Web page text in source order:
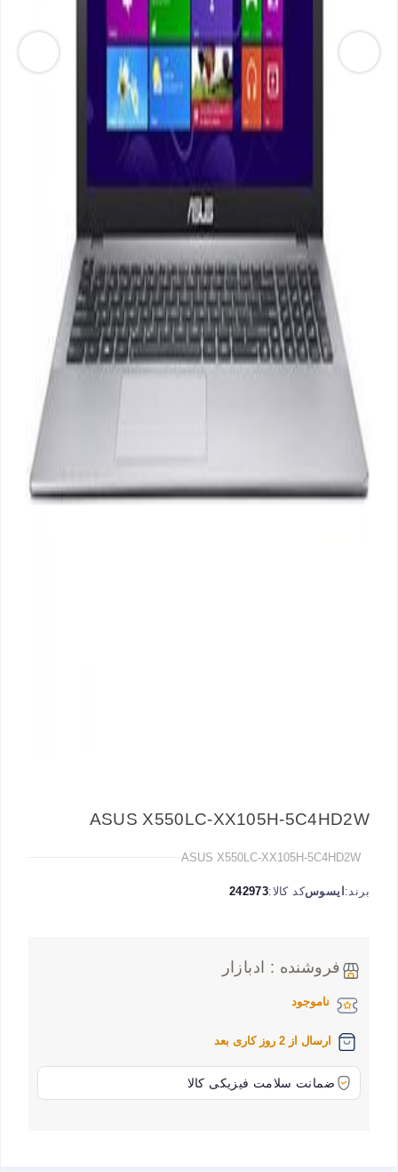
ASUS X550LC-XX105H-5C4HD2W
ASUS X550LC-XX105H-5C4HD2W
برند: ایسوسکد کالا:242973
فروشنده : ادبازار
ناموجود
ارسال از 2 روز کاری بعد
ضمانت سلامت فیزیکی کالا